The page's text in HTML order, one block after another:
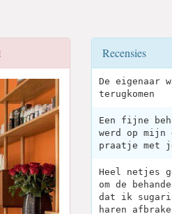
Recensies
De eigenaar
terugkomen
Een fijne
werd op mijn
praatje met
Heel netjes
om de
dat ik
haren